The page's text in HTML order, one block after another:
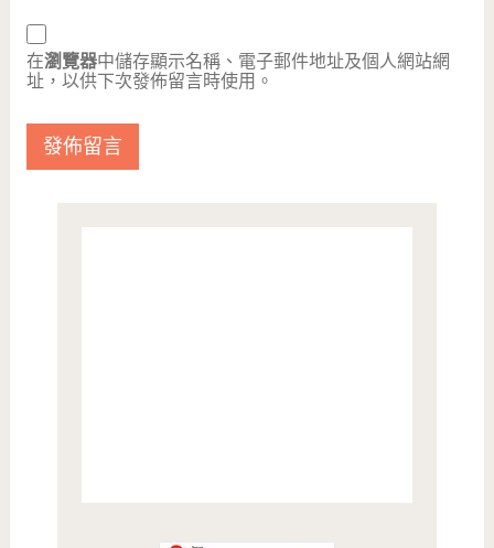
在瀏覽器中儲存顯示名稱、電子郵件地址及個人網站網
址，以供下次發佈留言時使用。